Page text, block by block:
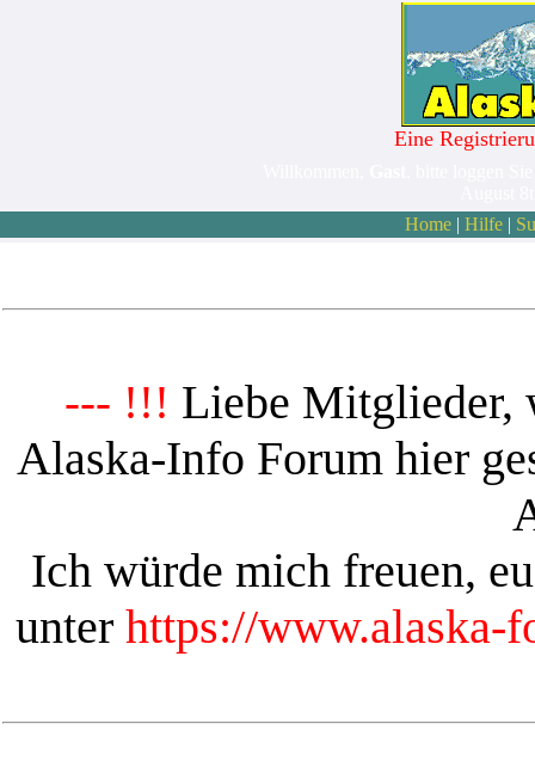
Eine
Home| Hilfe|
--- !!! Liebe Mitglieder,
Alaska-Info Forum hier
Ich würde mich freuen,
unter https://www.alaska-